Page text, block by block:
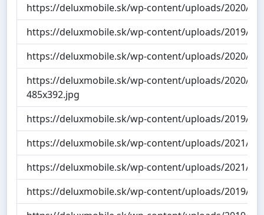
https://deluxmobile.sk/wp-content/uploads/2020/
https://deluxmobile.sk/wp-content/uploads/2019/
https://deluxmobile.sk/wp-content/uploads/2020/
https://deluxmobile.sk/wp-content/uploads/2020/
485x392.jpg
https://deluxmobile.sk/wp-content/uploads/2019/
https://deluxmobile.sk/wp-content/uploads/2021/01/
https://deluxmobile.sk/wp-content/uploads/2021/
https://deluxmobile.sk/wp-content/uploads/2019/11/